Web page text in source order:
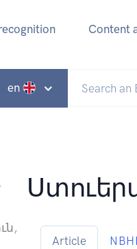
Content
Article